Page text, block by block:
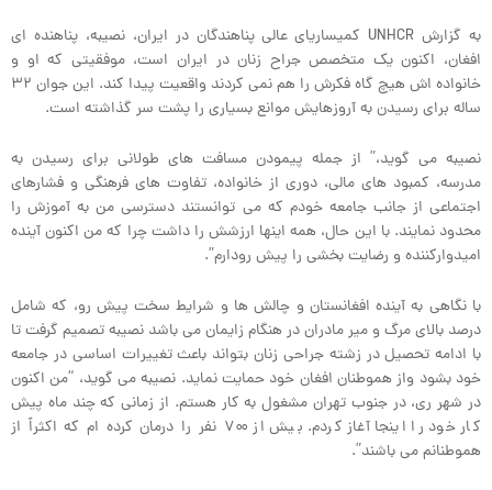
به گزارش UNHCR کمیساریای عالی پناهندگان در ایران، نصیبه، پناهنده ای
افغان، اکنون یک متخصص جراح زنان در ایران است، موفقیتی که او و
خانواده اش هیچ گاه فکرش را هم نمی کردند واقعیت پیدا کند. این جوان ۳۲
ساله برای رسیدن به آروزهایش موانع بسیاری را پشت سر گذاشته است.
نصیبه می گوید،” از جمله پیمودن مسافت های طولانی برای رسیدن به
مدرسه، کمبود های مالی، دوری از خانواده، تفاوت های فرهنگی و فشارهای
اجتماعی از جانب جامعه خودم که می توانستند دسترسی من به آموزش را
محدود نمایند. با این حال، همه اینها ارزشش را داشت چرا که من اکنون آینده
امیدوارکننده و رضایت بخشی را پیش رودارم”.
با نگاهی به آینده افغانستان و چالش ها و شرایط سخت پیش رو، که شامل
درصد بالای مرگ و میر مادران در هنگام زایمان می باشد نصیبه تصمیم گرفت تا
با ادامه تحصیل در زشته جراحی زنان بتواند باعث تغییرات اساسی در جامعه
خود بشود واز هموطنان افغان خود حمایت نماید. نصیبه می گوید، “من اکنون
در شهر ری، در جنوب تهران مشغول به کار هستم. از زمانی که چند ماه پیش
کار خود را اینجا آغاز کردم. بیش از ۷۰۰ نفر را درمان کرده ام که اکثراً از
هموطنانم می باشند”.